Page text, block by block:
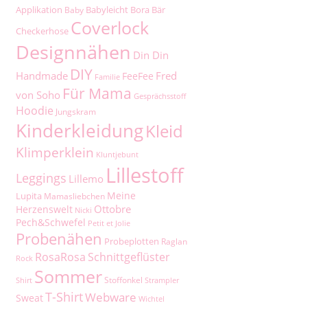
Applikation Baby Babyleicht Bora Bär
Checkerhose Coverlock
Designnähen Din Din
Handmade DIY Familie FeeFee Fred
von Soho Für Mama Gesprächsstoff
Hoodie Jungskram
KinderkleidungKleid
Klimperklein Kluntjebunt
Leggings Lillemo Lillestoff
Lupita Mamasliebchen Meine
Herzenswelt Nicki Ottobre
Pech&Schwefel Petit et Jolie
Probenähen Probeplotten Raglan
Rock RosaRosa Schnittgeflüster
Shirt Sommer Stoffonkel Strampler
SweatT-ShirtWebware Wichtel